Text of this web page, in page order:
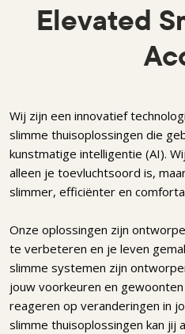
Elevated
Wij zijn een innovatief
slimme thuisoplossingen die
kunstmatige intelligentie (AI).
alleen je toevluchtsoord is,
slimmer, efficiënter en
Onze oplossingen zijn
te verbeteren en je leven
slimme systemen zijn
jouw voorkeuren en
reageren op veranderingen in
slimme thuisoplossingen kan jij